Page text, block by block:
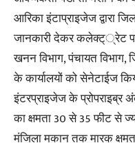
आरिका इंटाप्राइजेज द्वारा
जानकारी देकर कलेक्ट््रेट
खनन विभाग, पंचायत विभाग,
के कार्यालयों को सेनेटाईज
इंटरप्राइजेज के प्रोपराइब्र
का क्षमता 30 से 35 फीट से
मंजिला मकान तक मारक